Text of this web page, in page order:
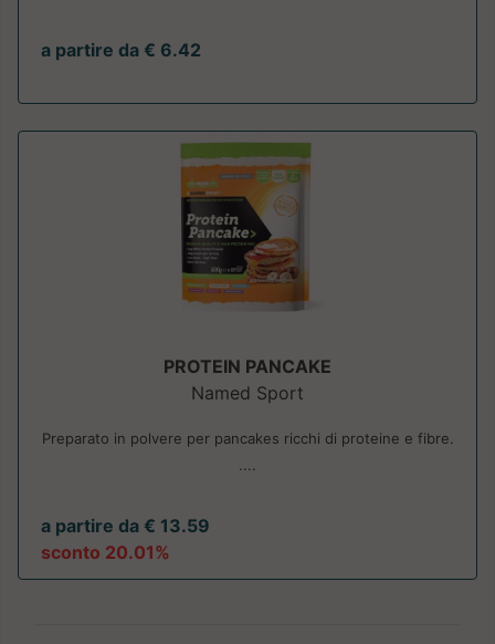
a partire da € 6.42
PROTEIN PANCAKE
Named Sport
Preparato in polvere per pancakes ricchi di proteine e fibre.
....
a partire da € 13.59
sconto 20.01%